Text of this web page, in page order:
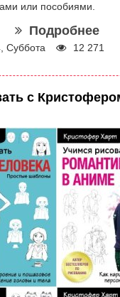
или пособиями.
Подробнее
Суббота 12 271
с